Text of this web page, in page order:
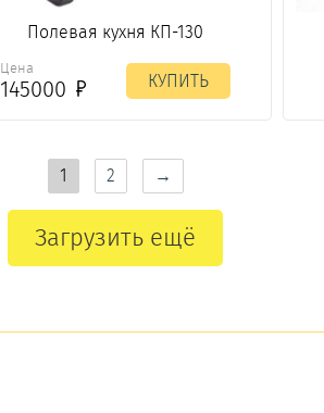
Полевая кухня КП-130
Цена
145000 КУПИТЬ
1 2 →
Загрузить ещё